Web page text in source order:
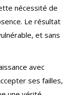
nécessité de
Le résultat
et sans
avec
ses failles,